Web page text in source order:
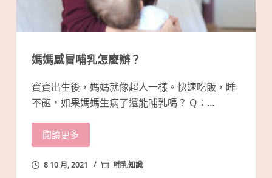
媽媽感冒哺乳怎麼辦？
寶寶出生後，媽媽就像超人一樣。快速吃飯，睡
不飽，如果媽媽生病了還能哺乳嗎？ Q：…
閱讀更多
8 10 月, 2021 哺乳知識